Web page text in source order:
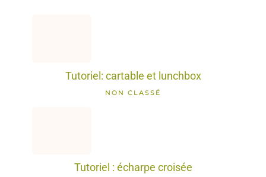
Tutoriel: cartable et lunchbox
NON CLASSÉ
Tutoriel : écharpe croisée